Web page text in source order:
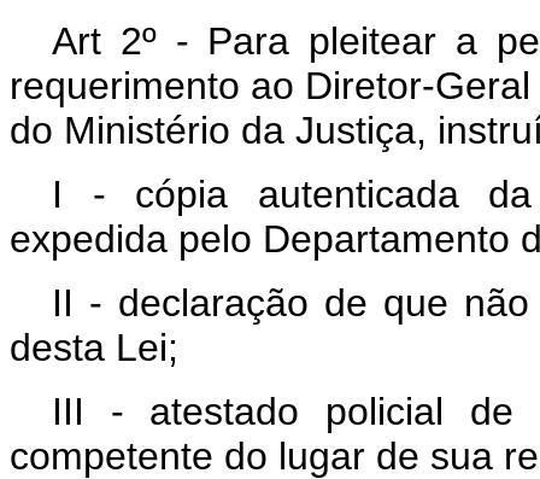
Art 2º - Para pleitear a
requerimento ao Diretor-
do Ministério da Justiça,
I - cópia autenticada
expedida pelo Departamento
II - declaração de que
desta Lei;
III - atestado policial de
competente do lugar de sua